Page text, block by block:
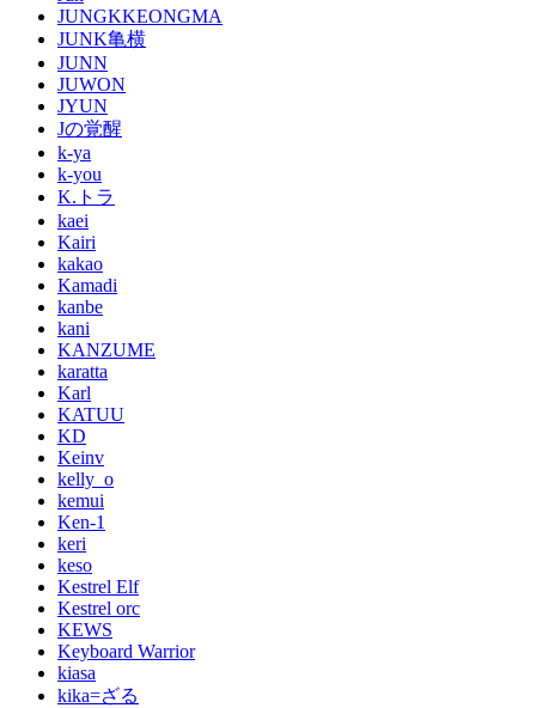
JUNGKKEONGMA
JUNK亀横
JUNN
JUWON
JYUN
Jの覚醒
k-ya
k-you
K.トラ
kaei
Kairi
kakao
Kamadi
kanbe
kani
KANZUME
karatta
Karl
KATUU
KD
Keinv
kelly_o
kemui
Ken-1
keri
keso
Kestrel Elf
Kestrel orc
KEWS
Keyboard Warrior
kiasa
kika=ざる